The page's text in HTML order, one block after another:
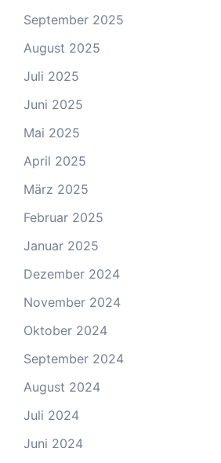
September 2025
August 2025
Juli 2025
Juni 2025
Mai 2025
April 2025
März 2025
Februar 2025
Januar 2025
Dezember 2024
November 2024
Oktober 2024
September 2024
August 2024
Juli 2024
Juni 2024